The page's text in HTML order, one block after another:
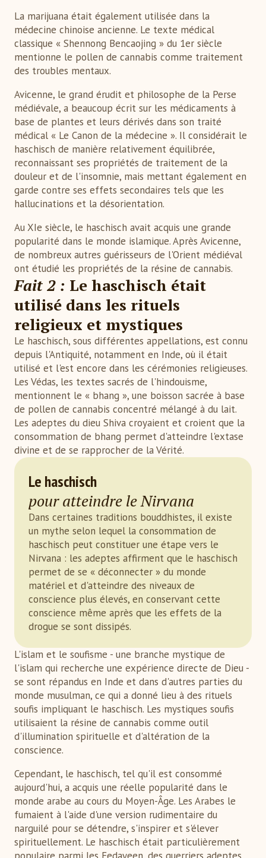
La marijuana était également utilisée dans la
médecine chinoise ancienne. Le texte médical
classique « Shennong Bencaojing » du 1er siècle
mentionne le pollen de cannabis comme traitement
des troubles mentaux.
Avicenne, le grand érudit et philosophe de la Perse
médiévale, a beaucoup écrit sur les médicaments à
base de plantes et leurs dérivés dans son traité
médical « Le Canon de la médecine ». Il considérait le
haschisch de manière relativement équilibrée,
reconnaissant ses propriétés de traitement de la
douleur et de l'insomnie, mais mettant également en
garde contre ses effets secondaires tels que les
hallucinations et la désorientation.
Au XIe siècle, le haschisch avait acquis une grande
popularité dans le monde islamique. Après Avicenne,
de nombreux autres guérisseurs de l'Orient médiéval
ont étudié les propriétés de la résine de cannabis.
Fait 2 : Le haschisch était
utilisé dans les rituels
religieux et mystiques
Le haschisch, sous différentes appellations, est connu
depuis l'Antiquité, notamment en Inde, où il était
utilisé et l'est encore dans les cérémonies religieuses.
Les Védas, les textes sacrés de l'hindouisme,
mentionnent le « bhang », une boisson sacrée à base
de pollen de cannabis concentré mélangé à du lait.
Les adeptes du dieu Shiva croyaient et croient que la
consommation de bhang permet d'atteindre l'extase
divine et de se rapprocher de la Vérité.
Le haschisch
pour atteindre le Nirvana
Dans certaines traditions bouddhistes, il existe
un mythe selon lequel la consommation de
haschisch peut constituer une étape vers le
Nirvana : les adeptes affirment que le haschisch
permet de se « déconnecter » du monde
matériel et d'atteindre des niveaux de
conscience plus élevés, en conservant cette
conscience même après que les effets de la
drogue se sont dissipés.
L'islam et le soufisme - une branche mystique de
l'islam qui recherche une expérience directe de Dieu -
se sont répandus en Inde et dans d'autres parties du
monde musulman, ce qui a donné lieu à des rituels
soufis impliquant le haschisch. Les mystiques soufis
utilisaient la résine de cannabis comme outil
d'illumination spirituelle et d'altération de la
conscience.
Cependant, le haschisch, tel qu'il est consommé
aujourd'hui, a acquis une réelle popularité dans le
monde arabe au cours du Moyen-Âge. Les Arabes le
fumaient à l'aide d'une version rudimentaire du
narguilé pour se détendre, s'inspirer et s'élever
spirituellement. Le haschisch était particulièrement